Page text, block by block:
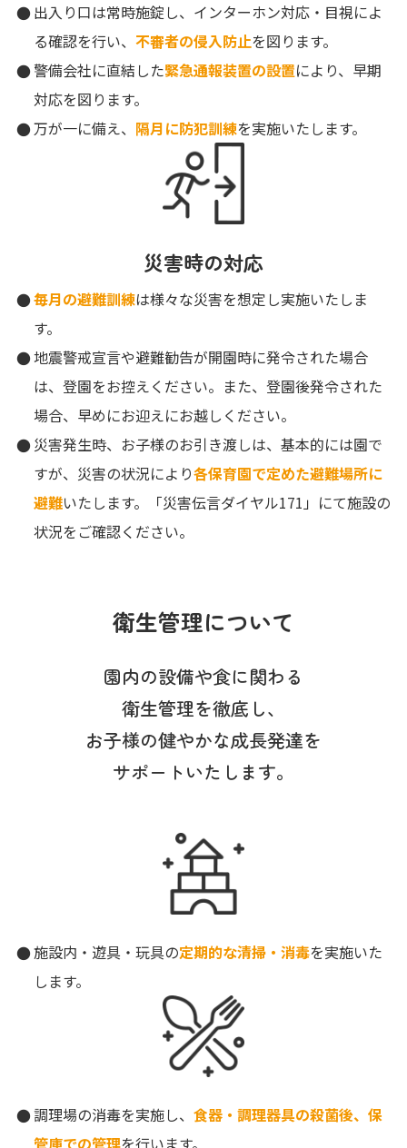
出入り口は常時施錠し、インターホン対応・目視によ
る確認を行い、 不審者の侵入防止を図ります。
警備会社に直結した緊急通報装置の設置により、早期
対応を図ります。
万が一に備え、 隔月に防犯訓練を実施いたします。
災害時の対応
毎月の避難訓練は様々な災害を想定し実施いたしま
す。
地震警戒宣言や避難勧告が開園時に発令された場合
は、登園をお控えください。また、登園後発令された
場合、早めにお迎えにお越しください。
災害発生時、お子様のお引き渡しは、基本的には園で
すが、災害の状況により各保育園で定めた避難場所に
避難いたします。「災害伝言ダイヤル171」にて施設の
状況をご確認ください。
衛生管理について
園内の設備や食に関わる
衛生管理を徹底し、
お子様の健やかな成長発達を
サポートいたします。
施設内・遊具・玩具の定期的な清掃・消毒を実施いた
します。
調理場の消毒を実施し、 食器・調理器具の殺菌後、保